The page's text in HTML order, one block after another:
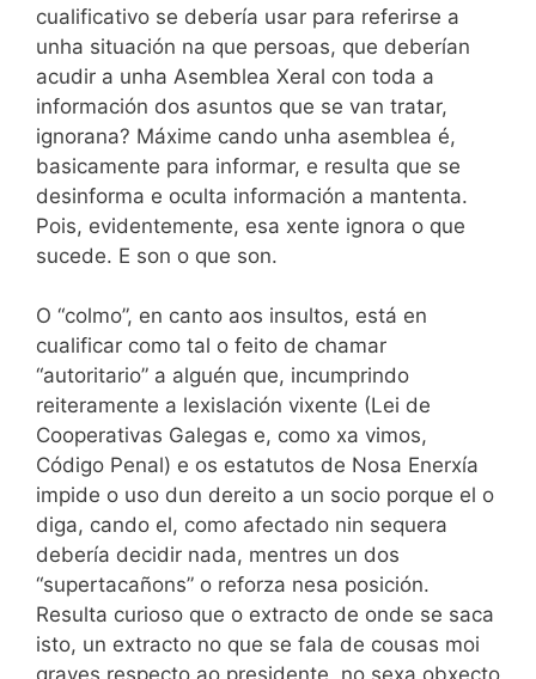
cualificativo se debería usar para referirse a
unha situación na que persoas, que deberían
acudir a unha Asemblea Xeral con toda a
información dos asuntos que se van tratar,
ignorana? Máxime cando unha asemblea é,
basicamente para informar, e resulta que se
desinforma e oculta información a mantenta.
Pois, evidentemente, esa xente ignora o que
sucede. E son o que son.
O “colmo”, en canto aos insultos, está en
cualificar como tal o feito de chamar
“autoritario” a alguén que, incumprindo
reiteramente a lexislación vixente (Lei de
Cooperativas Galegas e, como xa vimos,
Código Penal) e os estatutos de Nosa Enerxía
impide o uso dun dereito a un socio porque el o
diga, cando el, como afectado nin sequera
debería decidir nada, mentres un dos
“supertacañons” o reforza nesa posición.
Resulta curioso que o extracto de onde se saca
isto, un extracto no que se fala de cousas moi